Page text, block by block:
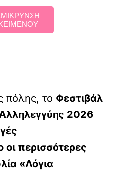
πόλης, το Φεστιβάλ
2026
οι περισσότερες
«Λόγια